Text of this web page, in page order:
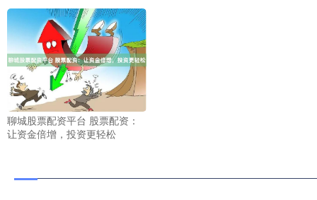
聊城股票配资平台 股票配资：
让资金倍增，投资更轻松